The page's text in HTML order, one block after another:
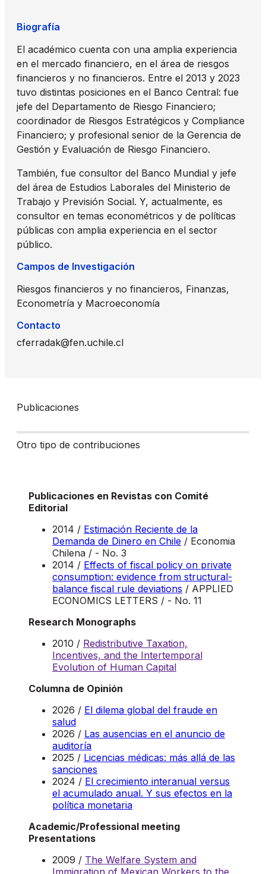
Biografía
El académico cuenta con una amplia experiencia
en el mercado financiero, en el área de riesgos
financieros y no financieros. Entre el 2013 y 2023
tuvo distintas posiciones en el Banco Central: fue
jefe del Departamento de Riesgo Financiero;
coordinador de Riesgos Estratégicos y Compliance
Financiero; y profesional senior de la Gerencia de
Gestión y Evaluación de Riesgo Financiero.
También, fue consultor del Banco Mundial y jefe
del área de Estudios Laborales del Ministerio de
Trabajo y Previsión Social. Y, actualmente, es
consultor en temas econométricos y de políticas
públicas con amplia experiencia en el sector
público.
Campos de Investigación
Riesgos financieros y no financieros, Finanzas,
Econometría y Macroeconomía
Contacto
cferradak@fen.uchile.cl
Publicaciones
Otro tipo de contribuciones
Publicaciones en Revistas con Comité
Editorial
2014 / Estimación Reciente de la
Demanda de Dinero en Chile / Economia
Chilena / - No. 3
2014 / Effects of fiscal policy on private
consumption: evidence from structural-
balance fiscal rule deviations / APPLIED
ECONOMICS LETTERS / - No. 11
Research Monographs
2010 / Redistributive Taxation,
Incentives, and the Intertemporal
Evolution of Human Capital
Columna de Opinión
2026 / El dilema global del fraude en
salud
2026 / Las ausencias en el anuncio de
auditoría
2025 / Licencias médicas: más allá de las
sanciones
2024 / El crecimiento interanual versus
el acumulado anual. Y sus efectos en la
política monetaria
Academic/Professional meeting
Presentations
2009 / The Welfare System and